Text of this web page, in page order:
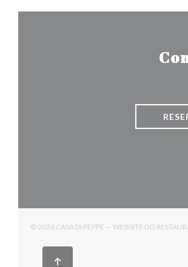
© 2026 CASA DI PEPPE — WEBSITE DO